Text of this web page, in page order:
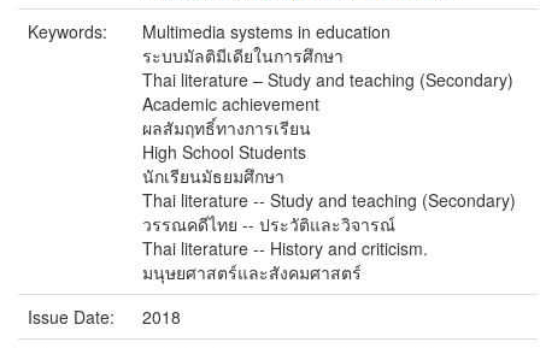
Keywords:
Multimedia systems in education
ระบบมัลติมีเดียในการศึกษา
Thai literature – Study and teaching (Secondary)
Academic achievement
ผลสัมฤทธิ์ทางการเรียน
High School Students
นักเรียนมัธยมศึกษา
Thai literature -- Study and teaching (Secondary)
วรรณคดีไทย -- ประวัติและวิจารณ์
Thai literature -- History and criticism.
มนุษยศาสตร์และสังคมศาสตร์
Issue Date:
2018